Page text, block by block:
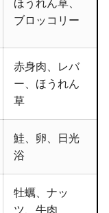
ほうれん草、
ブロッコリー
赤身肉、レバ
ー、ほうれん
草
鮭、卵、日光
浴
牡蠣、ナッ
ツ、牛肉